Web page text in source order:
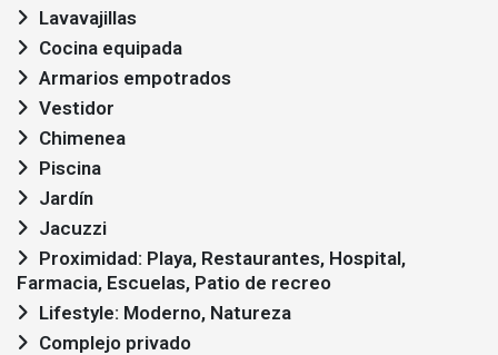
Lavavajillas
Cocina equipada
Armarios empotrados
Vestidor
Chimenea
Piscina
Jardín
Jacuzzi
Farmacia, Escuelas, Patio de recreo
Lifestyle: Moderno, Natureza
Complejo privado